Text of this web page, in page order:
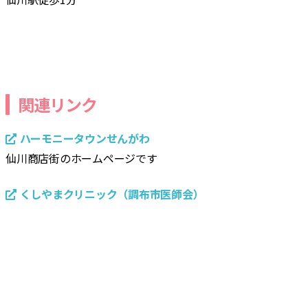
関連リンク
ハーモニータウンせんがわ
仙川商店街のホームページです
くしやまクリニック（調布市医師会）